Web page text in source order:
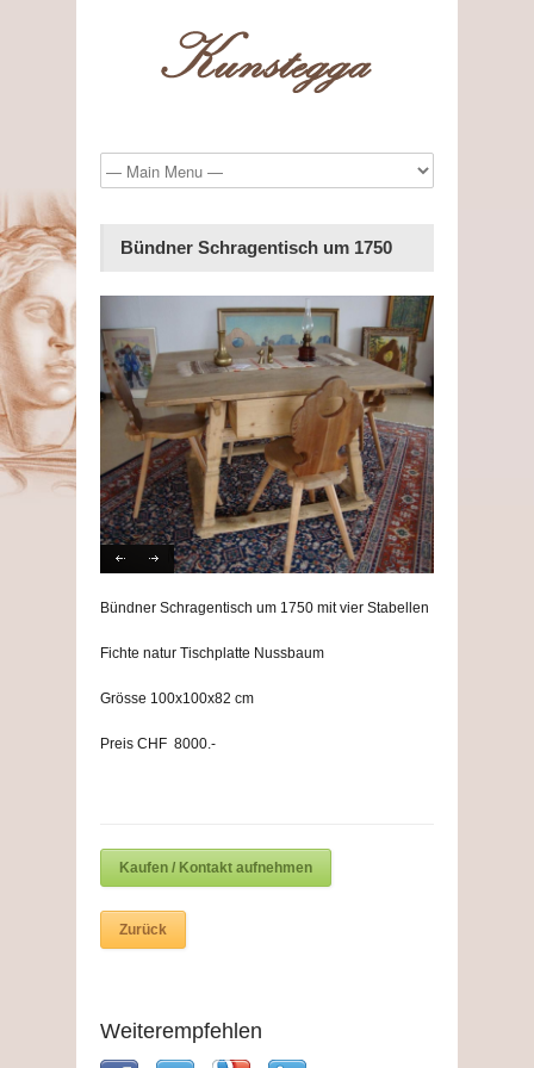
Bündner Schragentisch um 1750
Bündner Schragentisch um 1750 mit vier Stabellen
Fichte natur Tischplatte Nussbaum
Grösse 100x100x82 cm
Preis CHF 8000.-
Kaufen / Kontakt aufnehmen
Zurück
Weiterempfehlen